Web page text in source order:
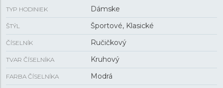
TYP HODINIEK Dámske
ŠTÝL Športové, Klasické
ČÍSELNÍK Ručičkový
TVAR ČÍSELNÍKA Kruhový
FARBA ČÍSELNÍKA Modrá